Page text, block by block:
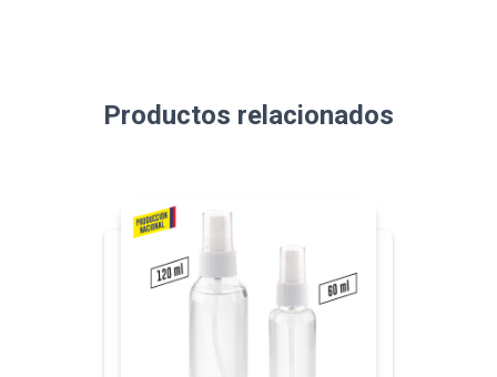
Productos relacionados